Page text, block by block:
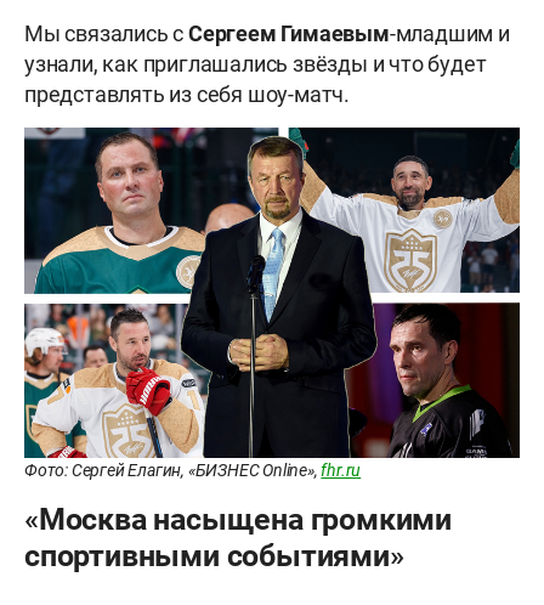
Мы связались сСергеем Гимаевым-младшим и
узнали, как приглашались звёзды и что будет
представлять из себя шоу-матч.
Фото: Сергей Елагин, «БИЗНЕС Online»,fhr.ru
«Москва насыщена громкими
спортивными событиями»